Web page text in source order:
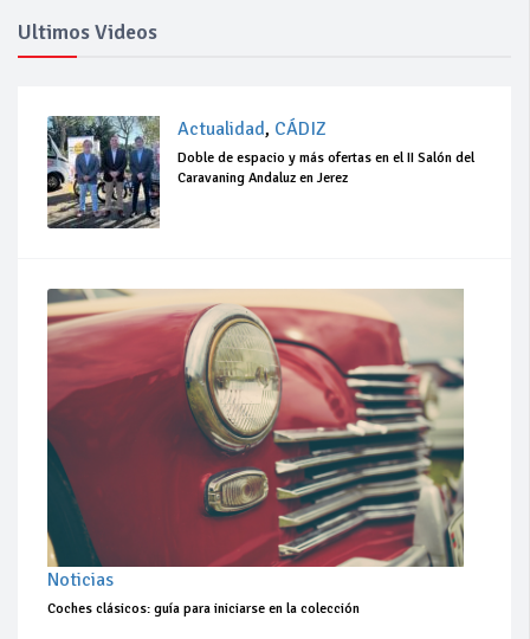
Ultimos Videos
Actualidad, CÁDIZ
Doble de espacio y más ofertas en el II Salón del
Caravaning Andaluz en Jerez
Noticias
Coches clásicos: guía para iniciarse en la colección